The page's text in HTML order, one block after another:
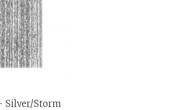
Silver/Storm